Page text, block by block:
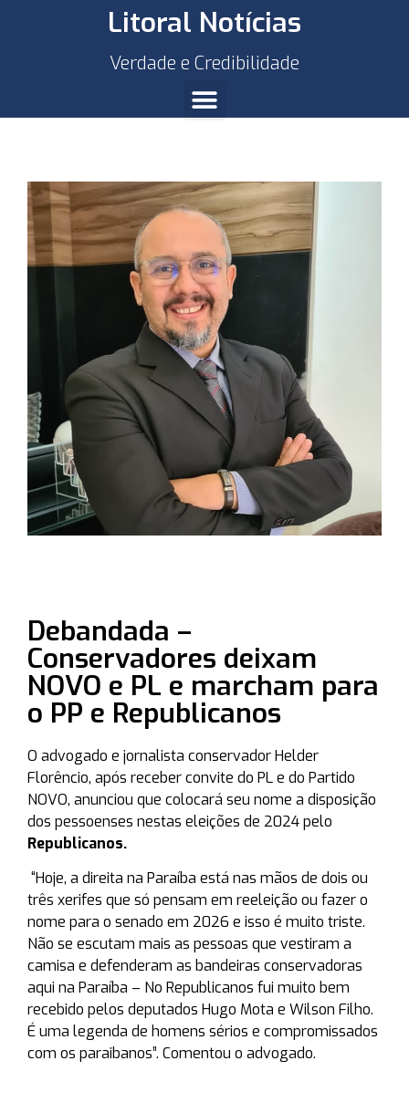
Litoral Notícias
Verdade e Credibilidade
Debandada –
Conservadores deixam
NOVO e PL e marcham para
o PP e Republicanos
O advogado e jornalista conservador Helder
Florêncio, após receber convite do PL e do Partido
NOVO, anunciou que colocará seu nome a disposição
dos pessoenses nestas eleições de 2024 pelo
Republicanos.
“Hoje, a direita na Paraíba está nas mãos de dois ou
três xerifes que só pensam em reeleição ou fazer o
nome para o senado em 2026 e isso é muito triste.
Não se escutam mais as pessoas que vestiram a
camisa e defenderam as bandeiras conservadoras
aqui na Paraíba – No Republicanos fui muito bem
recebido pelos deputados Hugo Mota e Wilson Filho.
É uma legenda de homens sérios e compromissados
com os paraibanos”. Comentou o advogado.